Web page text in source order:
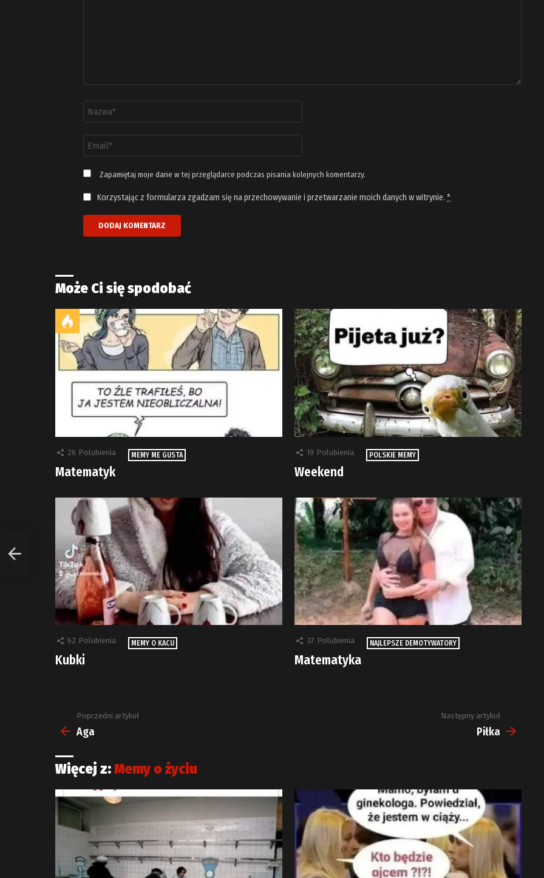
email
*
Zapamiętaj moje dane w tej przeglądarce podczas pisania kolejnych komentarzy.
Korzystając z formularza zgadzam się na przechowywanie i przetwarzanie moich danych w witrynie. *
Może Ci się spodobać
26 Polubienia MEMY ME GUSTA
Matematyk
19 Polubienia POLSKIE MEMY
Weekend
62 Polubienia MEMY O KACU
Kubki
37 Polubienia NAJLEPSZE DEMOTYWATORY
Matematyka
Zobacz
więcej
Poprzedni artykuł
Aga
Następny artykuł
Piłka
Więcej z:Memy o życiu